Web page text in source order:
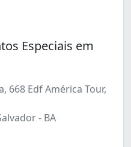
Especiais em
668 Edf América Tour,
- BA